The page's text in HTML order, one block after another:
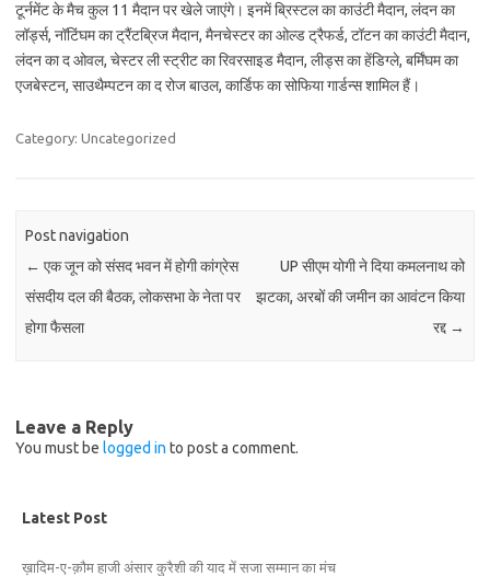
टूर्नमेंट के मैच कुल 11 मैदान पर खेले जाएंगे। इनमें ब्रिस्टल का काउंटी मैदान, लंदन का
लॉर्ड्स, नॉटिंघम का ट्रैंटब्रिज मैदान, मैनचेस्टर का ओल्ड ट्रैफर्ड, टॉटन का काउंटी मैदान,
लंदन का द ओवल, चेस्टर ली स्ट्रीट का रिवरसाइड मैदान, लीड्स का हेंडिग्ले, बर्मिंघम का
एजबेस्टन, साउथैम्पटन का द रोज बाउल, कार्डिफ का सोफिया गार्डन्स शामिल हैं।
Category: Uncategorized
Post navigation
← एक जून को संसद भवन में होगी कांग्रेस
संसदीय दल की बैठक, लोकसभा के नेता पर
होगा फैसला
UP सीएम योगी ने दिया कमलनाथ को
झटका, अरबों की जमीन का आवंटन किया
रद्द →
Leave a Reply
You must be logged in to post a comment.
Latest Post
ख़ादिम-ए-क़ौम हाजी अंसार कुरैशी की याद में सजा सम्मान का मंच